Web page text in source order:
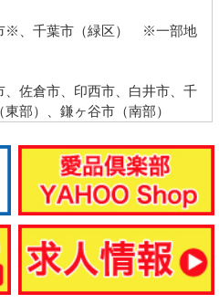
※、千葉市（緑区） ※一部地
佐倉市、印西市、白井市、千
部）、鎌ヶ谷市（南部）